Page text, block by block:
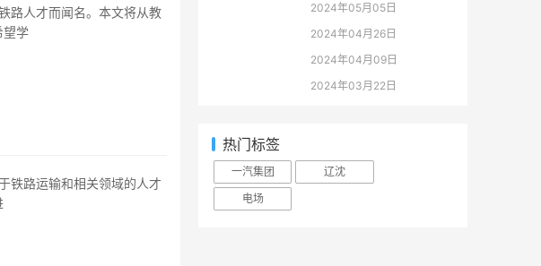
望学
2024年05月05日
2024年04月26日
2024年04月09日
2024年03月22日
热门标签
一汽集团
辽沈
电场